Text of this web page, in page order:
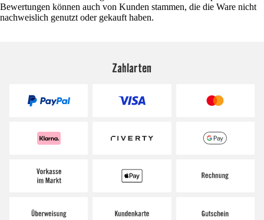
Bewertungen können auch von Kunden stammen, die die Ware nicht
nachweislich genutzt oder gekauft haben.
Zahlarten